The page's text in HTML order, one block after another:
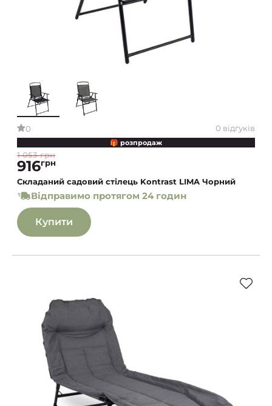
0 0 відгуків
🎁 розпродаж
1 053 грн
916грн
Складаний садовий стілець Kontrast LIMA Чорний
Відправимо протягом 24 годин
Купити